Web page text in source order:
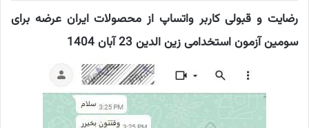
رضایت و قبولی کاربر واتساپ از محصولات ایران عرضه برای
سومین آزمون استخدامی زین الدین 23 آبان 1404